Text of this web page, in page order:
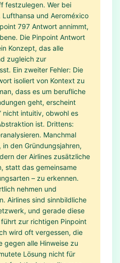
festzulegen. Wer bei
Lufthansa und Aeroméxico
797 Antwort annimmt,
Die Pinpoint Antwort
Konzept, das alle
zugleich zur
Ein zweiter Fehler: Die
isoliert von Kontext zu
dass es um berufliche
geht, erscheint
nicht intuitiv, obwohl es
ist. Drittens:
Manchmal
in den Gründungsjahren,
der Airlines zusätzliche
statt das gemeinsame
– zu erkennen.
nehmen und
Airlines sind sinnbildliche
und gerade diese
zur richtigen Pinpoint
wird oft vergessen, die
gegen alle Hinweise zu
Lösung nicht für